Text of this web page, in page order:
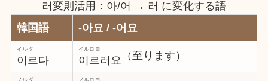
러変則活用：아/어 → 러 に変化する語
韓国語
-아요 / -어요
이르다
イルダ
이르러요
イルロヨ
（至ります）
ノルダ ノルロヨ